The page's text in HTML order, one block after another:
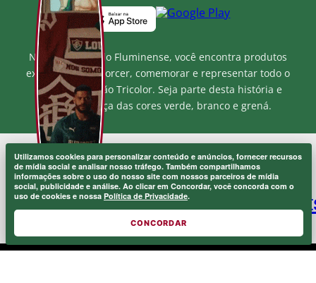
Utilizamos cookies para personalizar conteúdo e anúncios, fornecer recursos
de mídia social e analisar nosso tráfego. Também compartilhamos
informações sobre o uso do nosso site com nossos parceiros de mídia
social, publicidade e análise. Ao clicar em Concordar, você concorda com o
uso de cookies e nossa Política de Privacidade.
CONCORDAR
Na Loja Oficial do Fluminense, você encontra produtos
exclusivos para torcer, comemorar e representar todo o
orgulho e paixão Tricolor. Seja parte desta história e
mostre a força das cores verde, branco e grená.
MF MARKETPLACE LTDA - CNPJ.: 52.848.001/0001-94
Rua Jose de Figueiredo - Barra da Tijuca - RJ CEP: 22793-170
Atendimento ao Cliente: atendimento@lojaflu.com.br / (21) 98808-
9954
Atendimento de 8:00h as 12:00h e 14:00h as 17:00h de segunda a
sexta.